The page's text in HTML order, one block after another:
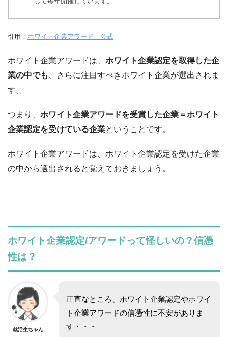
引用： ホワイト企業アワード 公式
ホワイト企業アワードは、 ホワイト企業認定を取得した企
業の中でも
、さらに注目すべきホワイト企業が選出されま
す。
つまり、 ホワイト企業アワードを受賞した企業＝ホワイト
企業認定を受けている企業ということです。
ホワイト企業アワードは、ホワイト企業認定を受けた企業
の中から選出されると覚えておきましょう。
ホワイト企業認定/アワードって怪しいの？信憑
性は？
就活生ちゃん
正直なところ、ホワイト企業認定やホワイ
ト企業アワードの信憑性に不安がありま
す・・・